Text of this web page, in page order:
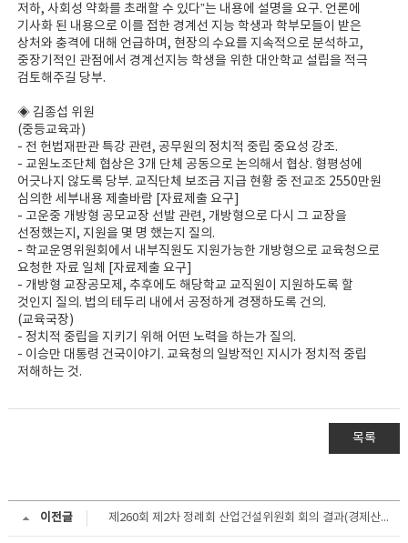
저하, 사회성 약화를 초래할 수 있다”는 내용에 설명을 요구. 언론에
기사화 된 내용으로 이를 접한 경계선 지능 학생과 학부모들이 받은
상처와 충격에 대해 언급하며, 현장의 수요를 지속적으로 분석하고,
중장기적인 관점에서 경계선지능 학생을 위한 대안학교 설립을 적극
검토해주길 당부.
◈ 김종섭 위원
(중등교육과)
- 전 헌법재판관 특강 관련, 공무원의 정치적 중립 중요성 강조.
- 교원노조단체 협상은 3개 단체 공동으로 논의해서 협상. 형평성에
어긋나지 않도록 당부. 교직단체 보조금 지급 현황 중 전교조 2550만원
심의한 세부내용 제출바람 [자료제출 요구]
- 고운중 개방형 공모교장 선발 관련, 개방형으로 다시 그 교장을
선정했는지, 지원을 몇 명 했는지 질의.
- 학교운영위원회에서 내부직원도 지원가능한 개방형으로 교육청으로
요청한 자료 일체 [자료제출 요구]
- 개방형 교장공모제, 추후에도 해당학교 교직원이 지원하도록 할
것인지 질의. 법의 테두리 내에서 공정하게 경쟁하도록 건의.
(교육국장)
- 정치적 중립을 지키기 위해 어떤 노력을 하는가 질의.
- 이승만 대통령 건국이야기. 교육청의 일방적인 지시가 정치적 중립
저해하는 것.
목록
이전글 제260회 제2차 정례회 산업건설위원회 회의 결과(경제산업실)